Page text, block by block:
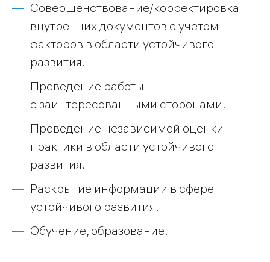
Совершенствование/корректировка
внутренних документов с учетом
факторов в области устойчивого
развития.
Проведение работы
с заинтересованными сторонами.
Проведение независимой оценки
практики в области устойчивого
развития.
Раскрытие информации в сфере
устойчивого развития.
Обучение, образование.